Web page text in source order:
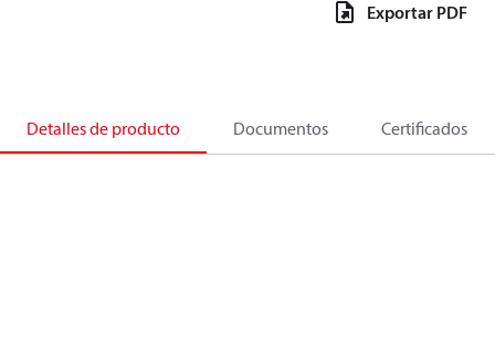
Exportar PDF
Detalles de producto Documentos Certificados